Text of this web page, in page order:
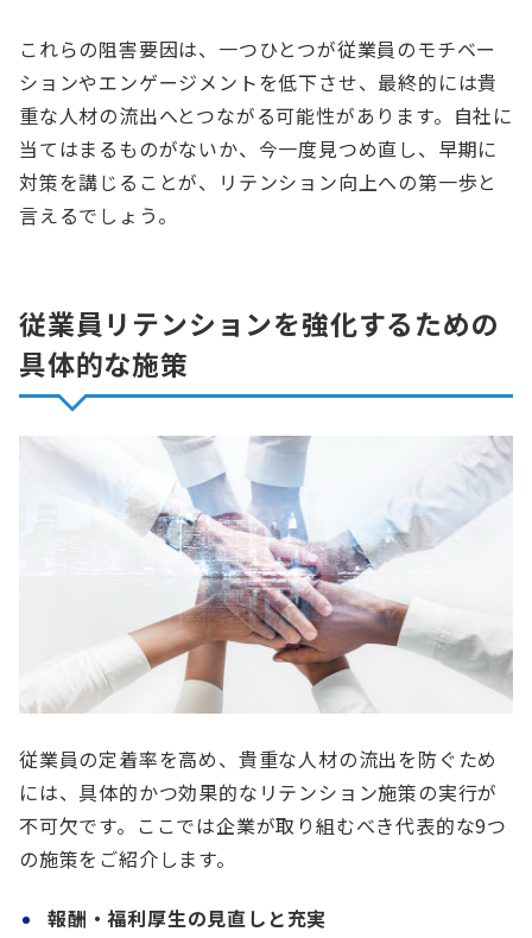
これらの阻害要因は、一つひとつが従業員のモチベー
ションやエンゲージメントを低下させ、最終的には貴
重な人材の流出へとつながる可能性があります。自社に
当てはまるものがないか、今一度見つめ直し、早期に
対策を講じることが、リテンション向上への第一歩と
言えるでしょう。
従業員リテンションを強化するための
具体的な施策
従業員の定着率を高め、貴重な人材の流出を防ぐため
には、具体的かつ効果的なリテンション施策の実行が
不可欠です。ここでは企業が取り組むべき代表的な9つ
の施策をご紹介します。
報酬・福利厚生の見直しと充実